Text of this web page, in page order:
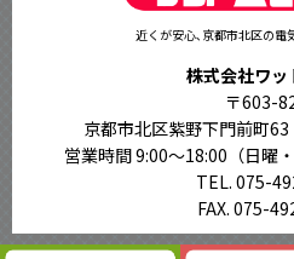
近くが安心､京都市北区の電
株式会社ワッ
〒603-
京都市北区紫野下門前町63
営業時間 9:00〜18:00 （日曜
TEL. 075-
FAX. 075-